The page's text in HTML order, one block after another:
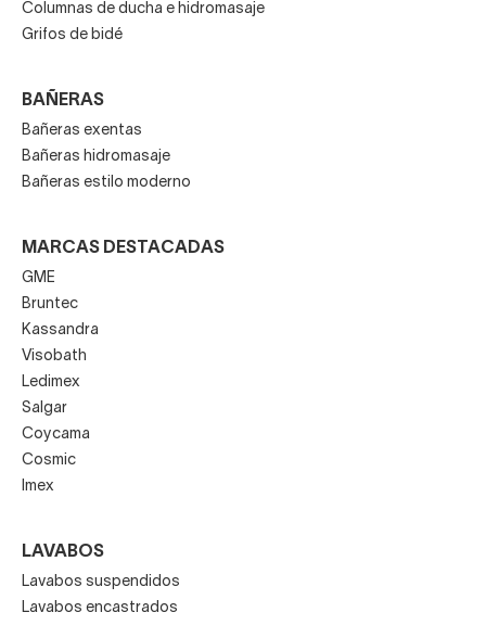
Columnas de ducha e hidromasaje
Grifos de bidé
BAÑERAS
Bañeras exentas
Bañeras hidromasaje
Bañeras estilo moderno
MARCAS DESTACADAS
GME
Bruntec
Kassandra
Visobath
Ledimex
Salgar
Coycama
Cosmic
Imex
LAVABOS
Lavabos suspendidos
Lavabos encastrados